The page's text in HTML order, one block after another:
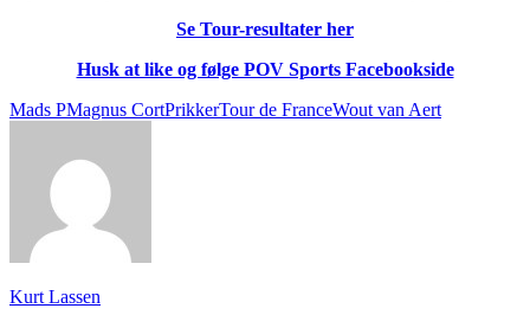
Se Tour-resultater her
Husk at like og følge POV Sports Facebookside
Mads PMagnus CortPrikkerTour de FranceWout van Aert
Kurt Lassen